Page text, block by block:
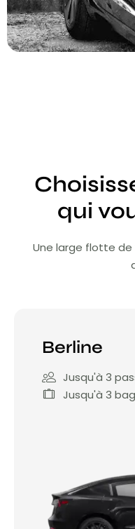
qui
Une large flotte
Berline
Jusqu'à 3
Jusqu'à 3